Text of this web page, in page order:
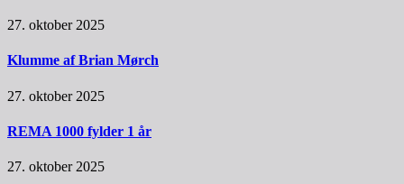
27. oktober 2025
Klumme af Brian Mørch
27. oktober 2025
REMA 1000 fylder 1 år
27. oktober 2025